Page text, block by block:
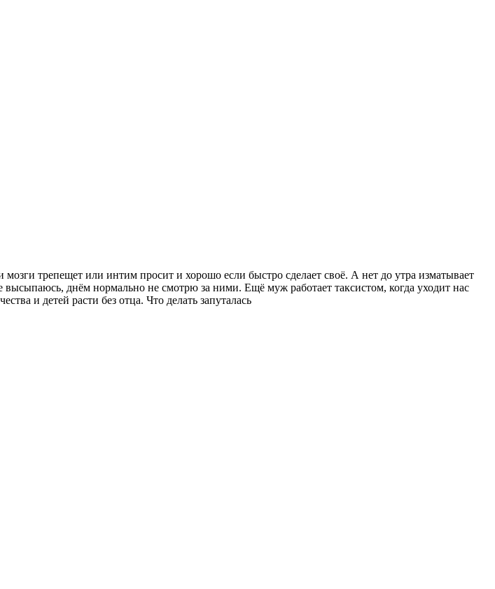
трепещет или интим просит и хорошо если быстро сделает своё. А нет до утра изматывает
днём нормально не смотрю за ними. Ещё муж работает таксистом, когда уходит нас
и детей расти без отца. Что делать запуталась